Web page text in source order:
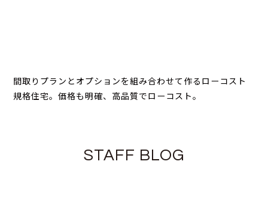
間取りプランとオプションを組み合わせて作るローコスト
規格住宅。価格も明確、高品質でローコスト。
STAFF BLOG